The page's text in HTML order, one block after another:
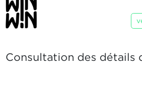
Consultation des détails